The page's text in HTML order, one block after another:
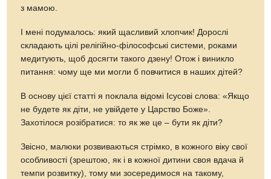
з мамою.
І мені подумалось: який щасливий хлопчик! Дорослі
складають цілі релігійно-філософські системи, роками
медитують, щоб досягти такого дзену! Отож і виникло
питання: чому ще ми могли б повчитися в наших дітей?
В основу цієї статті я поклала відомі Ісусові слова: «Якщо
не будете як діти, не увійдете у Царство Боже».
Захотілося розібратися: то як же це – бути як діти?
Звісно, малюки розвиваються стрімко, в кожного віку свої
особливості (зрештою, як і в кожної дитини своя вдача й
темпи розвитку), тому ми зосередимося на такому,